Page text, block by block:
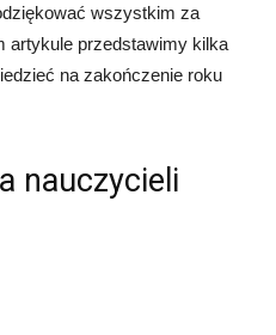
wszystkim za
artykule przedstawimy kilka
na zakończenie roku
nauczycieli